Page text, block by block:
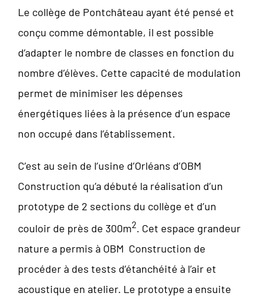
Le collège de Pontchâteau ayant été pensé et
conçu comme démontable, il est possible
d’adapter le nombre de classes en fonction du
nombre d’élèves. Cette capacité de modulation
permet de minimiser les dépenses
énergétiques liées à la présence d’un espace
non occupé dans l’établissement.
C’est au sein de l’usine d’Orléans d’OBM
Construction qu’a débuté la réalisation d’un
prototype de 2 sections du collège et d’un
couloir de près de 300m2. Cet espace grandeur
nature a permis à OBM Construction de
procéder à des tests d’étanchéité à l’air et
acoustique en atelier. Le prototype a ensuite